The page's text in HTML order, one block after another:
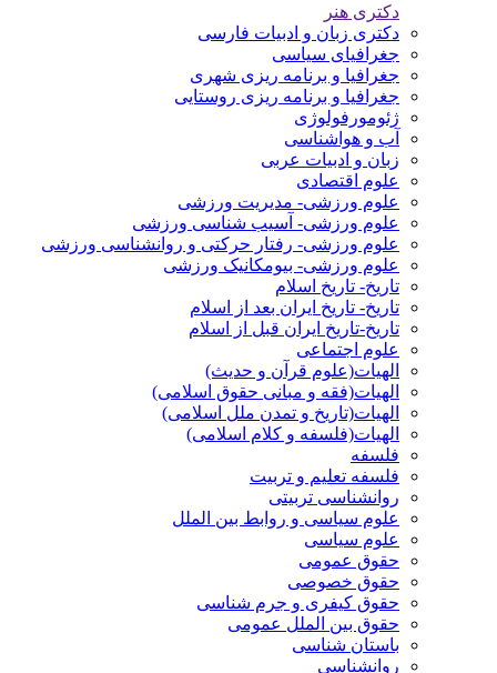
دکتری هنر
دکتری زبان و ادبیات فارسی
جغرافیای سیاسی
جغرافیا و برنامه ریزی شهری
جغرافیا و برنامه ریزی روستایی
ژئومورفولوژی
آب و هواشناسی
زبان و ادبیات عربی
علوم اقتصادی
علوم ورزشی- مدیریت ورزشی
علوم ورزشی- آسیب شناسی ورزشی
علوم ورزشی- رفتار حرکتی و روانشناسی ورزشی
علوم ورزشی- بیومکانیک ورزشی
تاریخ- تاریخ اسلام
تاریخ- تاریخ ایران بعد از اسلام
تاریخ-تاریخ ایران قبل از اسلام
علوم اجتماعی
الهیات(علوم قرآن و حدیث)
الهیات(فقه و مبانی حقوق اسلامی)
الهیات(تاریخ و تمدن ملل اسلامی)
الهیات(فلسفه و کلام اسلامی)
فلسفه
فلسفه تعلیم و تربیت
روانشناسی تربیتی
علوم سیاسی و روابط بین الملل
علوم سیاسی
حقوق عمومی
حقوق خصوصی
حقوق کیفری و جرم شناسی
حقوق بین الملل عمومی
باستان شناسی
روانشناسی